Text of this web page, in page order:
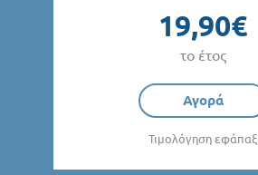
19,90€
το έτος
Αγορά
Τιμολόγηση εφάπαξ